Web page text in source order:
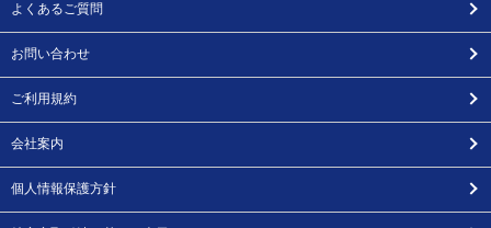
よくあるご質問
お問い合わせ
ご利用規約
会社案内
個人情報保護方針